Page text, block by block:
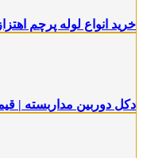
خرید انواع لوله پرچم
دکل دوربین مداربسته |